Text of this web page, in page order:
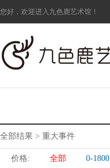
您好，欢迎进入九色鹿艺术馆！
全部结果 > 重大事件
价格: 全部 0-1800